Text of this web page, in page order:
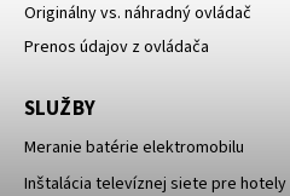
Originálny vs. náhradný ovládač
Prenos údajov z ovládača
SLUŽBY
Meranie batérie elektromobilu
Inštalácia televíznej siete pre hotely